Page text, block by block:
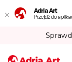
Adria Art
Przejdź do